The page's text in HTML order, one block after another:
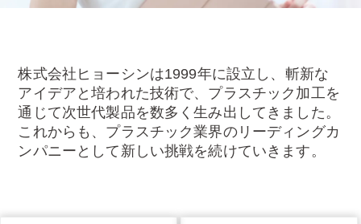
株式会社ヒョーシンは1999年に設立し、斬新な
アイデアと培われた技術で、プラスチック加工を
通じて次世代製品を数多く生み出してきました。
これからも、プラスチック業界のリーディングカ
ンパニーとして新しい挑戦を続けていきます。